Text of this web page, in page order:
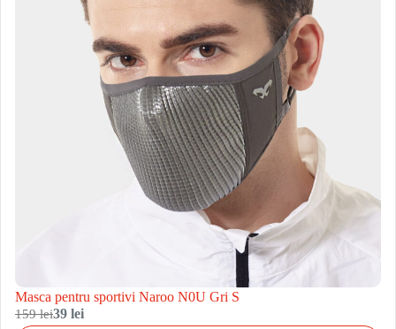
Masca pentru sportivi Naroo N0U Gri S
159 lei39 lei